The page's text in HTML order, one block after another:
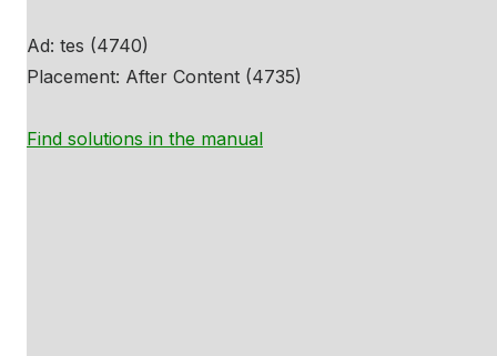
Ad: tes (4740)
Placement: After Content (4735)
Find solutions in the manual